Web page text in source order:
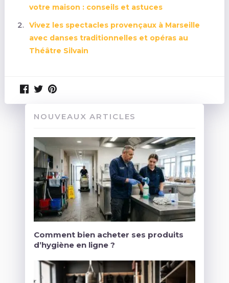
votre maison : conseils et astuces
Vivez les spectacles provençaux à Marseille
avec danses traditionnelles et opéras au
Théâtre Silvain
NOUVEAUX ARTICLES
Comment bien acheter ses produits
d’hygiène en ligne ?